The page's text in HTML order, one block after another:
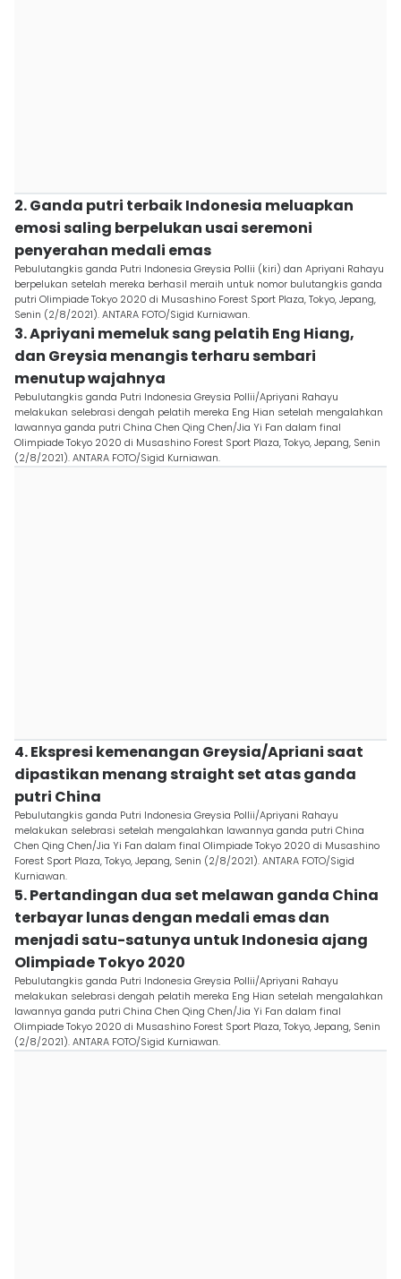
2. Ganda putri terbaik Indonesia meluapkan
emosi saling berpelukan usai seremoni
penyerahan medali emas
Pebulutangkis ganda Putri Indonesia Greysia Pollii (kiri) dan Apriyani Rahayu
berpelukan setelah mereka berhasil meraih untuk nomor bulutangkis ganda
putri Olimpiade Tokyo 2020 di Musashino Forest Sport Plaza, Tokyo, Jepang,
Senin (2/8/2021). ANTARA FOTO/Sigid Kurniawan.
3. Apriyani memeluk sang pelatih Eng Hiang,
dan Greysia menangis terharu sembari
menutup wajahnya
Pebulutangkis ganda Putri Indonesia Greysia Pollii/Apriyani Rahayu
melakukan selebrasi dengah pelatih mereka Eng Hian setelah mengalahkan
lawannya ganda putri China Chen Qing Chen/Jia Yi Fan dalam final
Olimpiade Tokyo 2020 di Musashino Forest Sport Plaza, Tokyo, Jepang, Senin
(2/8/2021). ANTARA FOTO/Sigid Kurniawan.
4. Ekspresi kemenangan Greysia/Apriani saat
dipastikan menang straight set atas ganda
putri China
Pebulutangkis ganda Putri Indonesia Greysia Pollii/Apriyani Rahayu
melakukan selebrasi setelah mengalahkan lawannya ganda putri China
Chen Qing Chen/Jia Yi Fan dalam final Olimpiade Tokyo 2020 di Musashino
Forest Sport Plaza, Tokyo, Jepang, Senin (2/8/2021). ANTARA FOTO/Sigid
Kurniawan.
5. Pertandingan dua set melawan ganda China
terbayar lunas dengan medali emas dan
menjadi satu-satunya untuk Indonesia ajang
Olimpiade Tokyo 2020
Pebulutangkis ganda Putri Indonesia Greysia Pollii/Apriyani Rahayu
melakukan selebrasi dengah pelatih mereka Eng Hian setelah mengalahkan
lawannya ganda putri China Chen Qing Chen/Jia Yi Fan dalam final
Olimpiade Tokyo 2020 di Musashino Forest Sport Plaza, Tokyo, Jepang, Senin
(2/8/2021). ANTARA FOTO/Sigid Kurniawan.